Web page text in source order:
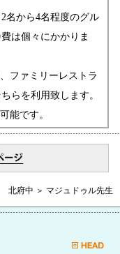
名から4名程度のグル
は個々にかかりま
ファミリーレストラ
らを利用致します。
能です。
北府中 ＞ マジュドゥル先生